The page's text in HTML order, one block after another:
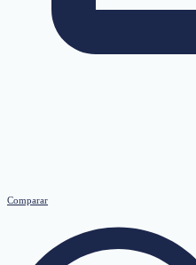
Comparar